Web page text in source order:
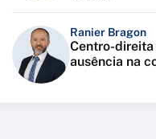
Ranier Bragon
Centro-
ausência na